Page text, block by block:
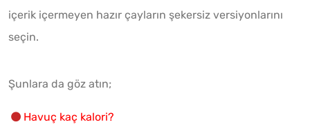
içerik içermeyen hazır çayların şekersiz versiyonlarını
seçin.
Şunlara da göz atın;
Havuç kaç kalori?